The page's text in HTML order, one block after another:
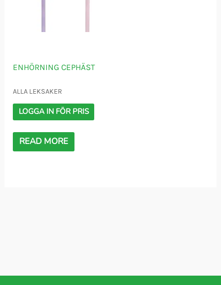
ENHÖRNING CEPHÄST
ALLA LEKSAKER
LOGGA IN FÖR PRIS
READ MORE